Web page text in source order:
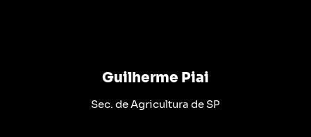
Guilherme Piai
Sec. de Agricultura de SP